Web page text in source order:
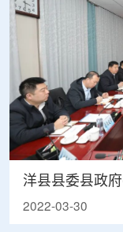
洋县县委县政
2022-03-30